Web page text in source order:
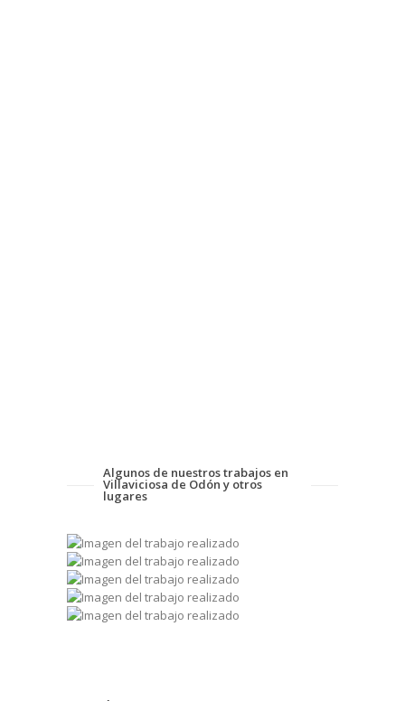
Algunos de nuestros trabajos en
Villaviciosa de Odón y otros
lugares